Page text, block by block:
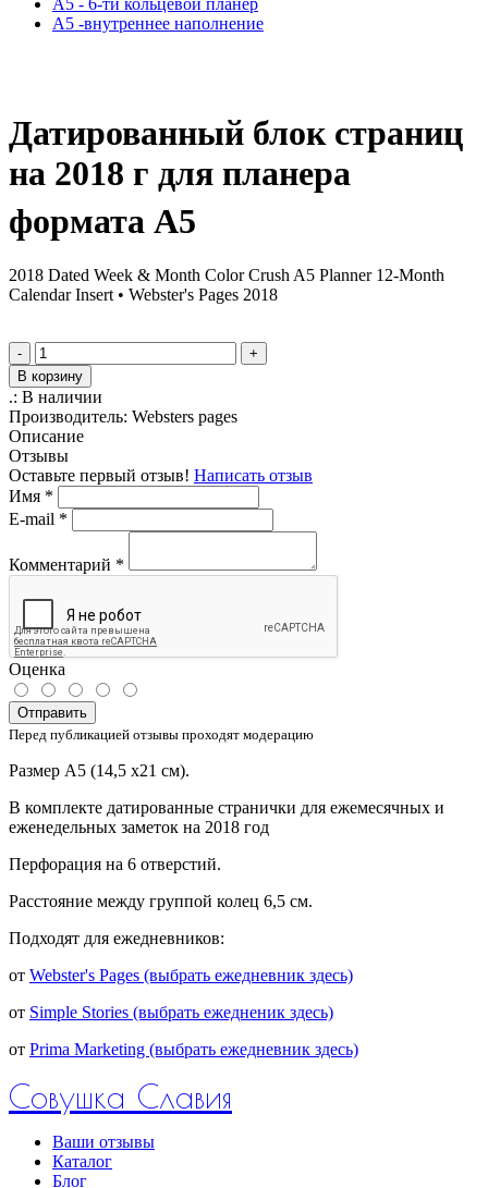
А5 - 6-ти кольцевой планер
А5 -внутреннее наполнение
Датированный блок страниц
на 2018 г для планера
формата A5
2018 Dated Week & Month Color Crush A5 Planner 12-Month
Calendar Insert • Webster's Pages 2018
-
+
В корзину
.: В наличии
Производитель: Websters pages
Описание
Отзывы
Оставьте первый отзыв! Написать отзыв
Имя *
E-mail *
Комментарий *
Оценка
Отправить
Перед публикацией отзывы проходят модерацию
Размер А5 (14,5 х21 см).
В комплекте датированные странички для ежемесячных и
еженедельных заметок на 2018 год
Перфорация на 6 отверстий.
Расстояние между группой колец 6,5 см.
Подходят для ежедневников:
от Webster's Pages (выбрать ежедневник здесь)
от Simple Stories (выбрать ежедненик здесь)
от Prima Marketing (выбрать ежедневник здесь)
Совушка Славия
Ваши отзывы
Каталог
Блог